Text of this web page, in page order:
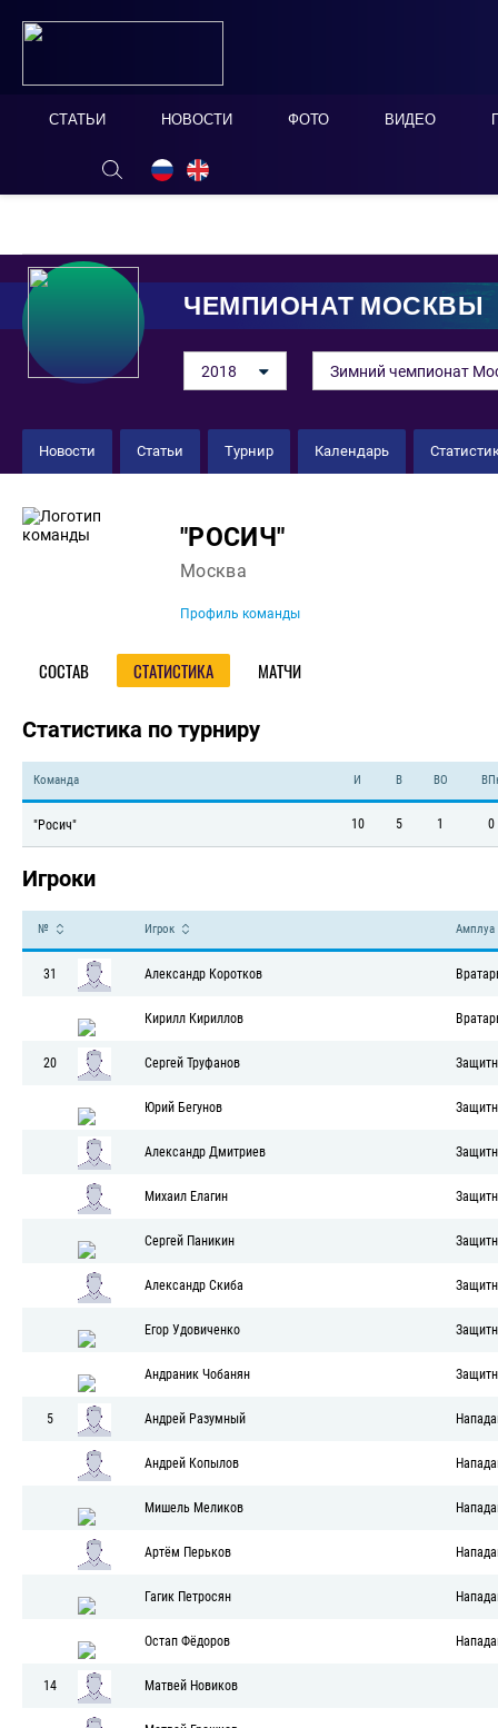
СТАТЬИ НОВОСТИ ФОТО ВИДЕО
ОНЛАЙН ТАБЛО СКРЫТЬ
ЧЕМПИОНАТ МОСКВЫ
2018 Зимний чемпионат
Новости Статьи Турнир Календарь
Команда
"РОСИЧ"
Москва
Профиль команды
СОСТАВ СТАТИСТИКА МАТЧИ
Статистика по турниру
Команда И В ВО
"Росич" 10 5 1 0
Игроки
№ Игрок Амплуа
31 Александр Коротков
Кирилл Кириллов
20 Сергей Труфанов
Юрий Бегунов
Александр Дмитриев
Михаил Елагин
Сергей Паникин
Александр Скиба
Егор Удовиченко
Андраник Чобанян
5 Андрей Разумный
Андрей Копылов
Мишель Меликов
Артём Перьков
Гагик Петросян
Остап Фёдоров
14 Матвей Новиков